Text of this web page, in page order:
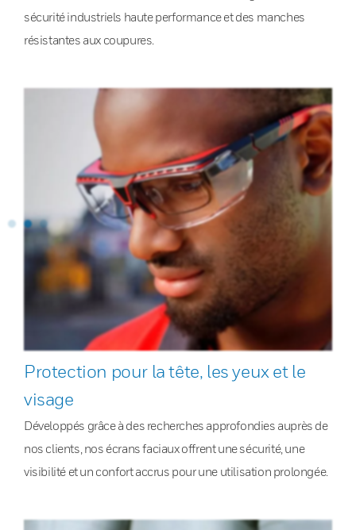
sécurité industriels haute performance et des manches
résistantes aux coupures.
Protection pour la tête, les yeux et le
visage
Développés grâce à des recherches approfondies auprès de
nos clients, nos écrans faciaux offrent une sécurité, une
visibilité et un confort accrus pour une utilisation prolongée.